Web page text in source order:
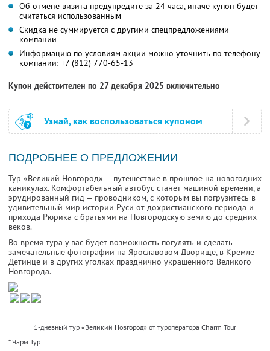
Об отмене визита предупредите за 24 часа, иначе купон будет
считаться использованным
Скидка не суммируется с другими спецпредложениями
компании
Информацию по условиям акции можно уточнить по телефону
компании: +7 (812) 770-65-13
Купон действителен по 27 декабря 2025 включительно
Узнай, как воспользоваться купоном
ПОДРОБНЕЕ О ПРЕДЛОЖЕНИИ
Тур «Великий Новгород» — путешествие в прошлое на новогодних
каникулах. Комфортабельный автобус станет машиной времени, а
эрудированный гид — проводником, с которым вы погрузитесь в
удивительный мир истории Руси от дохристианского периода и
прихода Рюрика с братьями на Новгородскую землю до средних
веков.
Во время тура у вас будет возможность погулять и сделать
замечательные фотографии на Ярославовом Дворище, в Кремле-
Детинце и в других уголках празднично украшенного Великого
Новгорода.
1-дневный тур «Великий Новгород» от туроператора Charm Tour
* Чарм Тур